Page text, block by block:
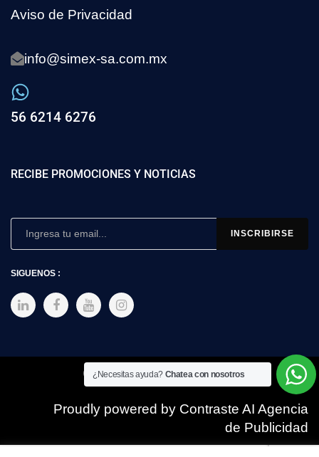
Aviso de Privacidad
info@simex-sa.com.mx
56 6214 6276
RECIBE PROMOCIONES Y NOTICIAS
SIGUENOS :
Copyright © 2025 SIMEX
Proudly powered by Contraste AI Agencia
de Publicidad
¿Necesitas ayuda? Chatea con nosotros